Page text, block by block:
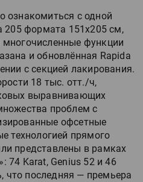
ознакомиться с одной
205 формата 151х205 см,
функции
и обновлённая Rapida
с секцией лакирования.
18 тыс. отт./ч,
выравнивающих
проблем с
офсетные
технологией прямого
представлены в рамках
74 Karat, Genius 52 и 46
что последняя — премьера